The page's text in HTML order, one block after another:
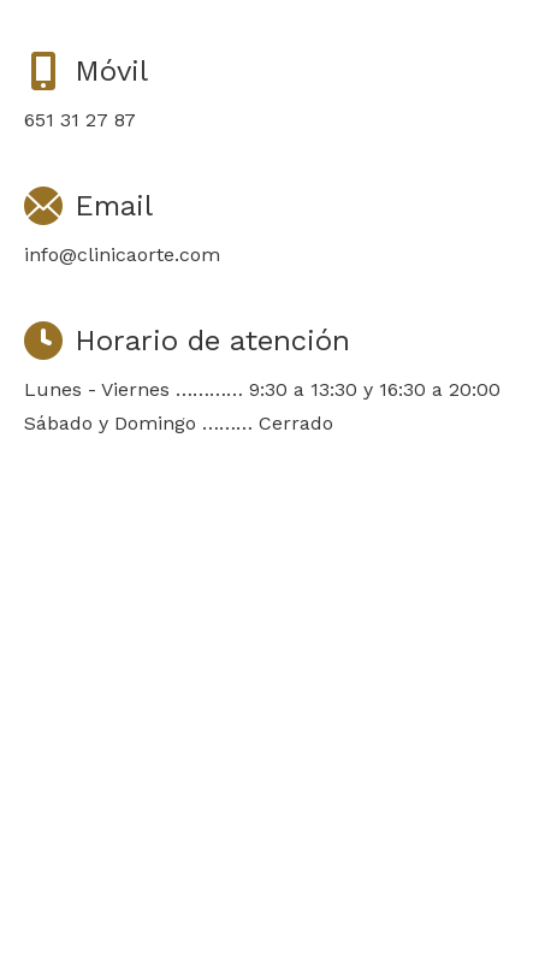
Móvil
651 31 27 87
Email
info@clinicaorte.com
Horario de atención
Lunes - Viernes ………… 9:30 a 13:30 y 16:30 a 20:00
Sábado y Domingo ……… Cerrado